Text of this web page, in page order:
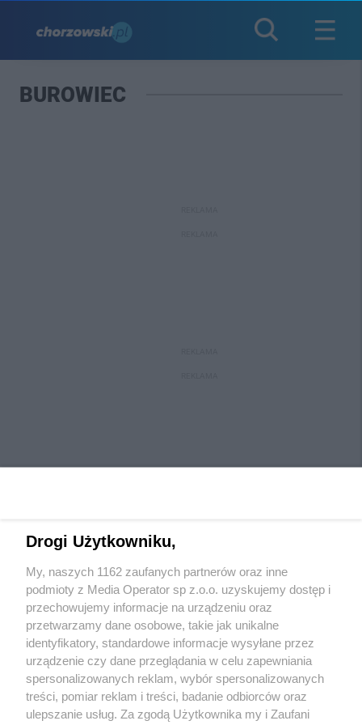
BUROWIEC
Wydawca mediówlokalnych
Nie zapomnij
zapoznać się z:
polityką prywatności regulamin korzystania z portali
Twojemiasto Skontaktuj się z nami
Drogi Użytkowniku,
My, naszych 1162 zaufanych partnerów oraz inne
podmioty z Media Operator sp z.o.o. uzyskujemy dostęp i
przechowujemy informacje na urządzeniu oraz
przetwarzamy dane osobowe, takie jak unikalne
identyfikatory, standardowe informacje wysyłane przez
urządzenie czy dane przeglądania w celu zapewniania
spersonalizowanych reklam, wybór spersonalizowanych
treści, pomiar reklam i treści, badanie odbiorców oraz
ulepszanie usług. Za zgodą Użytkownika my i Zaufani